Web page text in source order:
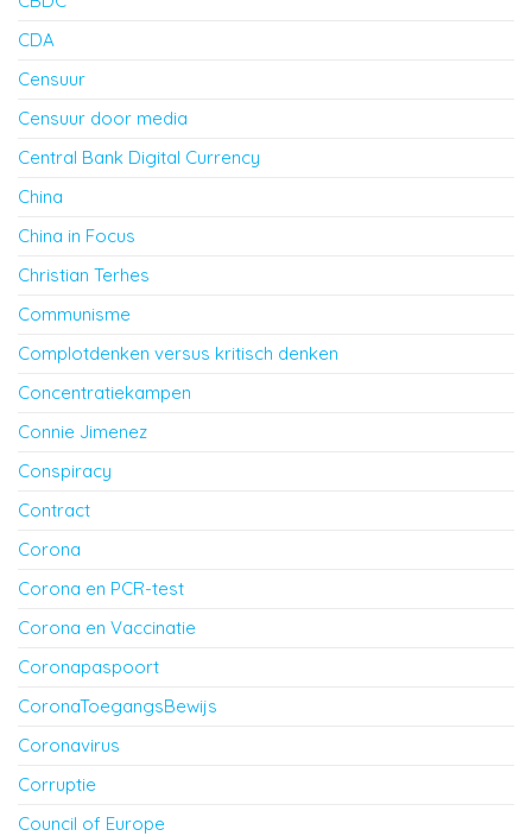
CDA
Censuur
Censuur door media
Central Bank Digital Currency
China
China in Focus
Christian Terhes
Communisme
Complotdenken versus kritisch denken
Concentratiekampen
Connie Jimenez
Conspiracy
Contract
Corona
Corona en PCR-test
Corona en Vaccinatie
Coronapaspoort
CoronaToegangsBewijs
Coronavirus
Corruptie
Council of Europe